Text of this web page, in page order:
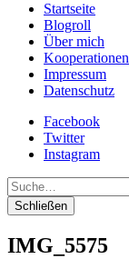
Startseite
Blogroll
Über mich
Kooperationen
Impressum
Datenschutz
Facebook
Twitter
Instagram
Suche
Schließen
IMG_5575